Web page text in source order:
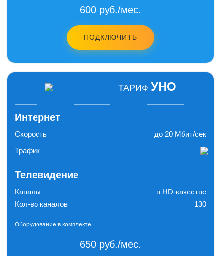
600 руб./мес.
ПОДКЛЮЧИТЬ
ТАРИФ УНО
Интернет
Скорость
до 20 Мбит/сек
Трафик
Телевидение
Каналы
в HD-качестве
Кол-во каналов
130
Оборудование в комплекте
650 руб./мес.